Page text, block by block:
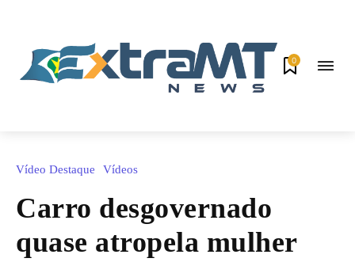
0
Vídeo Destaque Vídeos
Carro desgovernado
quase atropela mulher